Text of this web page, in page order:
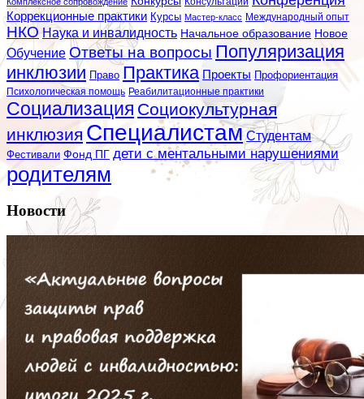
Коррекционные практики Курсы Мастер-класс Международный опыт
НКО Наука и инвалидность Начальное образование Новое
Обучение Ответы на вопросы Популяризация
инклюзии Право Практика Проекты Профориентация
Психологическая помощь Реабилитационные практики
Социализация Социокультурная
инклюзия Специалистам Студентам
Фестивали Фонд ПГ дети с ментальными нарушениями
родителям
Новости